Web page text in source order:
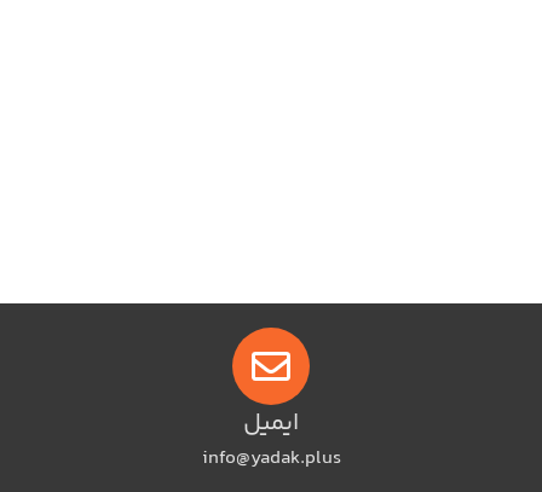
ایمیل
info@yadak.plus